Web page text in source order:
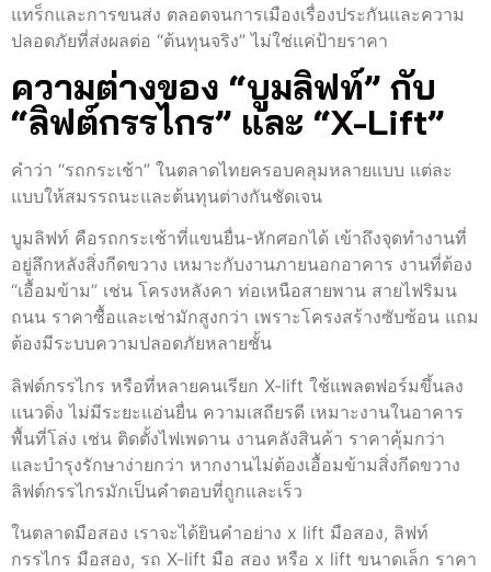
แทร็กและการขนส่ง ตลอดจนการเมืองเรื่องประกันและความ
ปลอดภัยที่ส่งผลต่อ “ต้นทุนจริง” ไม่ใช่แค่ป้ายราคา
ความต่างของ “บูมลิฟท์” กับ
“ลิฟต์กรรไกร” และ “X-Lift”
คำว่า “รถกระเช้า” ในตลาดไทยครอบคลุมหลายแบบ แต่ละ
แบบให้สมรรถนะและต้นทุนต่างกันชัดเจน
บูมลิฟท์ คือรถกระเช้าที่แขนยื่น-หักศอกได้ เข้าถึงจุดทำงานที่
อยู่ลึกหลังสิ่งกีดขวาง เหมาะกับงานภายนอกอาคาร งานที่ต้อง
“เอื้อมข้าม” เช่น โครงหลังคา ท่อเหนือสายพาน สายไฟริมน
ถนน ราคาซื้อและเช่ามักสูงกว่า เพราะโครงสร้างซับซ้อน แถม
ต้องมีระบบความปลอดภัยหลายชั้น
ลิฟต์กรรไกร หรือที่หลายคนเรียก X-lift ใช้แพลตฟอร์มขึ้นลง
แนวดิ่ง ไม่มีระยะแอ่นยื่น ความเสถียรดี เหมาะงานในอาคาร
พื้นที่โล่ง เช่น ติดตั้งไฟเพดาน งานคลังสินค้า ราคาคุ้มกว่า
และบำรุงรักษาง่ายกว่า หากงานไม่ต้องเอื้อมข้ามสิ่งกีดขวาง
ลิฟต์กรรไกรมักเป็นคำตอบที่ถูกและเร็ว
ในตลาดมือสอง เราจะได้ยินคำอย่าง x lift มือสอง, ลิฟท์
กรรไกร มือสอง, รถ X-lift มือ สอง หรือ x lift ขนาดเล็ก ราคา